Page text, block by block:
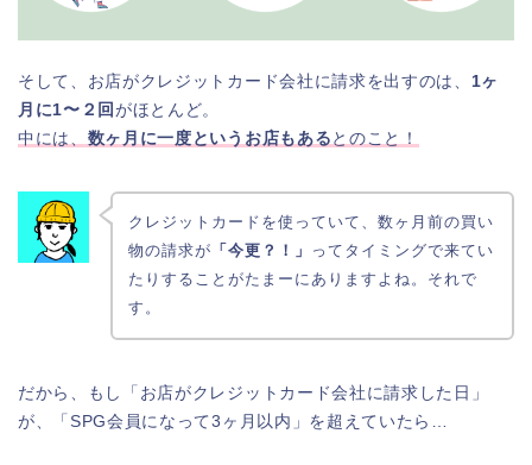
そして、お店がクレジットカード会社に請求を出すのは、 1ヶ
月に1〜２回がほとんど。
中には、 数ヶ月に一度というお店もある とのこと！
クレジットカードを使っていて、数ヶ月前の買い
物の請求が 「今更？！」
ってタイミングで来てい
たりすることがたまーにありますよね。それで
す。
だから、もし「お店がクレジットカード会社に請求した日」
が、「SPG会員になって3ヶ月以内」を超えていたら…